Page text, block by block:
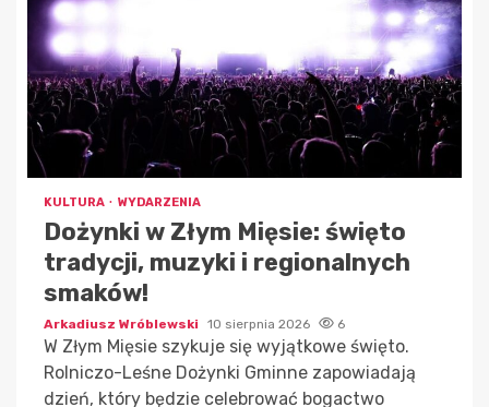
KULTURA WYDARZENIA
Dożynki w Złym Mięsie: święto
tradycji, muzyki i regionalnych
smaków!
Arkadiusz Wróblewski 10 sierpnia 2026 6
W Złym Mięsie szykuje się wyjątkowe święto.
Rolniczo-Leśne Dożynki Gminne zapowiadają
dzień, który będzie celebrować bogactwo